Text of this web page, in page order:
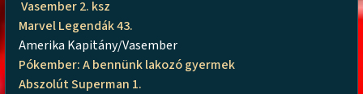
Vasember 2. ksz
Marvel Legendák 43.
Amerika Kapitány/Vasember
Pókember: A bennünk lakozó gyermek
Abszolút Superman 1.